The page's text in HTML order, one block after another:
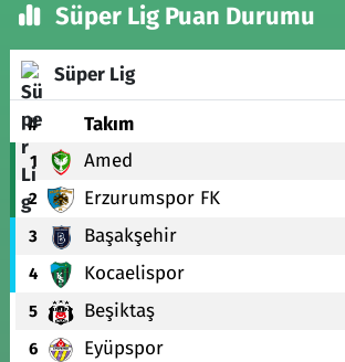
Süper Lig Puan Durumu
Süper Lig
# Takım
1 Amed
2 Erzurumspor FK
3 Başakşehir
4 Kocaelispor
5 Beşiktaş
6 Eyüpspor